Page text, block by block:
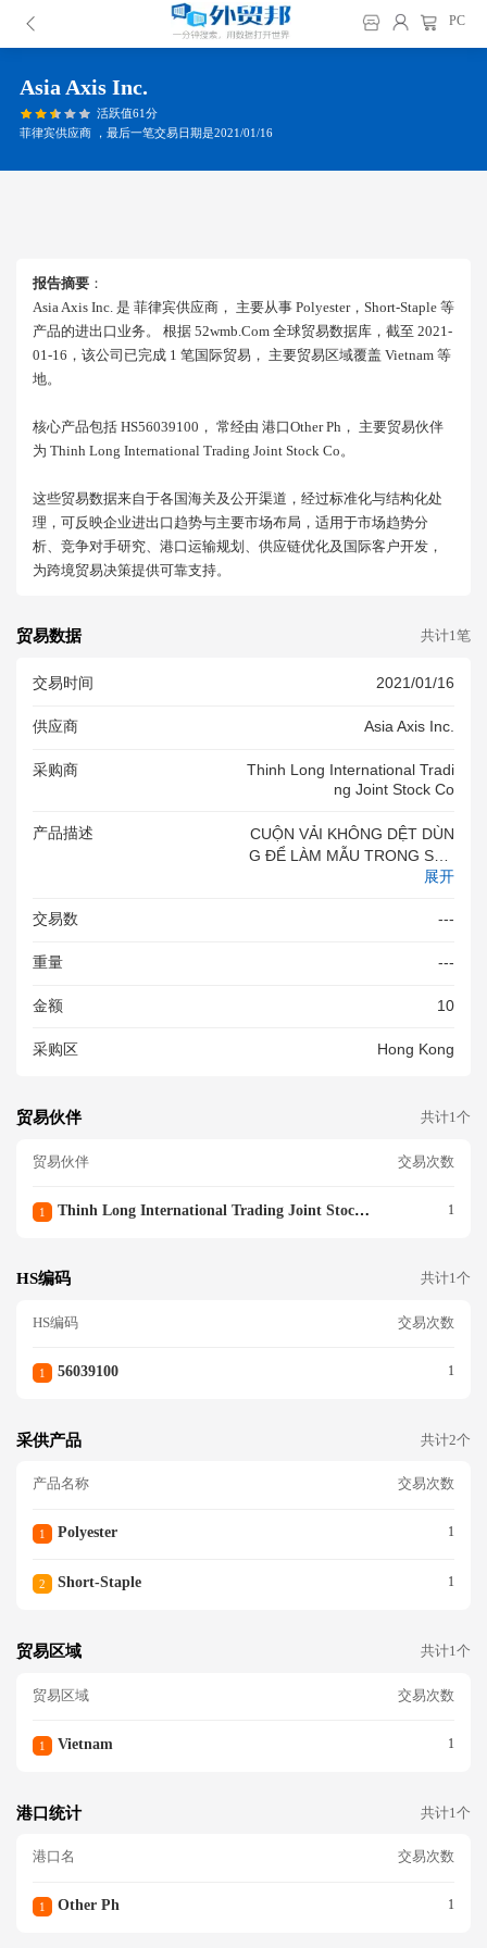
PC
Asia Axis Inc.
活跃值61分
菲律宾供应商 ，最后一笔交易日期是2021/01/16
报告摘要 ：
Asia Axis Inc. 是 菲律宾供应商， 主要从事 Polyester，short-Staple 等
产品的进出口业务。 根据 52wmb.com 全球贸易数据库，截至 2021-
01-16，该公司已完成 1 笔国际贸易， 主要贸易区域覆盖 Vietnam 等
地。
核心产品包括 HS56039100， 常经由 港口other Ph， 主要贸易伙伴
为 Thinh Long International Trading Joint Stock Co。
这些贸易数据来自于各国海关及公开渠道，经过标准化与结构化处
理，可反映企业进出口趋势与主要市场布局，适用于市场趋势分
析、竞争对手研究、港口运输规划、供应链优化及国际客户开发，
为跨境贸易决策提供可靠支持。
贸易数据 共计1笔
交易时间 2021/01/16
供应商 Asia Axis Inc.
采购商
Thinh Long International Tradi
Ng Joint Stock Co
产品描述
CUỘN VẢI KHÔNG DỆT DÙN
G ĐỂ LÀM MẪU TRONG SẢN
XUẤT KHẨU TRANG, 25G/M
POLYPROPYLENE, KÍCH TH
58M, 10KG/ CUỘN, MỚI 10
展开
交易数 ---
重量 ---
金额 10
采购区 Hong Kong
贸易伙伴 共计1个
贸易伙伴 交易次数
1 Thinh Long International Trading Joint Stock Co 1
HS编码 共计1个
HS编码 交易次数
1 56039100 1
采供产品 共计2个
产品名称 交易次数
1 Polyester 1
2 Short-Staple 1
贸易区域 共计1个
贸易区域 交易次数
1 Vietnam 1
港口统计 共计1个
港口名 交易次数
1 Other Ph 1